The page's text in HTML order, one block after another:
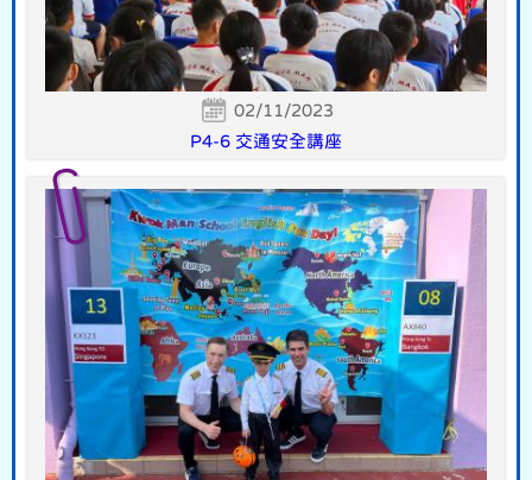
02/11/2023
P4-6 交通安全講座